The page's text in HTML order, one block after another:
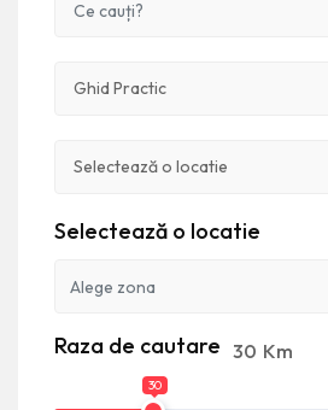
Selectează o locatie
Raza de cautare 30 Km
30